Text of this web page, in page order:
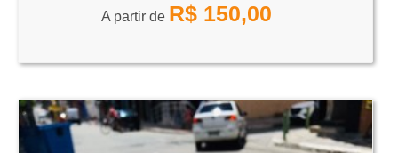
A partir de R$ 150,00